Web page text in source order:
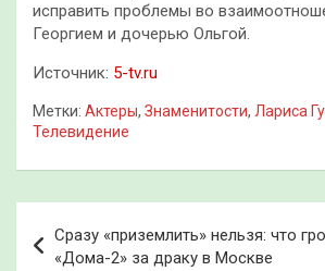
исправить проблемы во
Георгием и дочерью Ольгой.
Источник: 5-tv.ru
Метки: Актеры, Знаменитости, Лариса
Телевидение
по
Сразу «приземлить» нельзя: что
«Дома-2» за драку в Москве